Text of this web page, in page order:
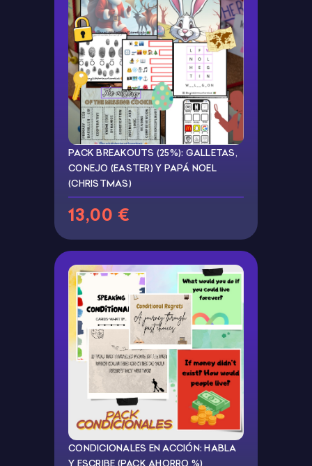
PACK BREAKOUTS (25%): GALLETAS,
CONEJO (EASTER) Y PAPÁ NOEL
(CHRISTMAS)
13,00 €
CONDICIONALES EN ACCIÓN: HABLA
Y ESCRIBE (PACK AHORRO %)